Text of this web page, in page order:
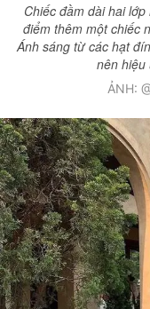
Chiếc đầm dài hai
điểm thêm một chiếc
Ánh sáng từ các hạt
nên
ẢNH: